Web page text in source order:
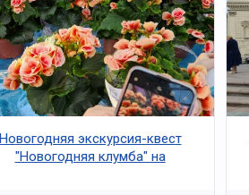
Новогодняя экскурсия-квест
"Новогодняя клумба" на